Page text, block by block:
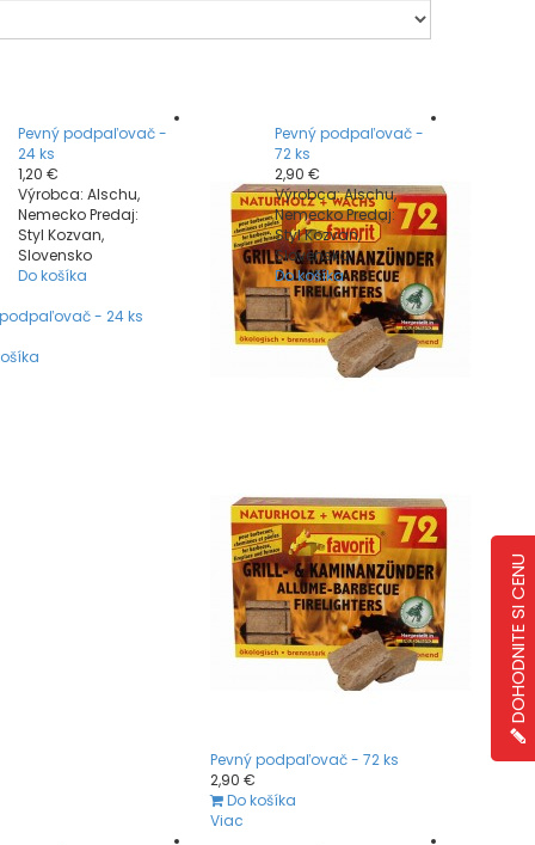
DOHODNITE SI CENU
Pevný podpaľovač -
24 ks
1,20 €
Výrobca: Alschu,
Nemecko Predaj:
Styl Kozvan,
Slovensko
Do košíka
- 24 ks
Pevný podpaľovač -
72 ks
2,90 €
Výrobca: Alschu,
Nemecko Predaj:
Styl Kozvan,
Slovensko
Do košíka
Pevný podpaľovač - 72 ks
2,90 €
Do košíka
Viac